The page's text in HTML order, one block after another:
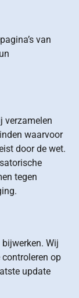
van
verzamelen
waarvoor
door de wet.
tegen
Wij
op
update